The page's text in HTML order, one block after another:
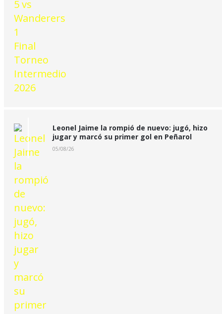
Leonel Jaime la rompió de nuevo: jugó, hizo
jugar y marcó su primer gol en Peñarol
05/08/26